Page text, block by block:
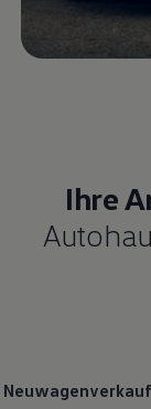
Ihre
Neuwagenverkauf